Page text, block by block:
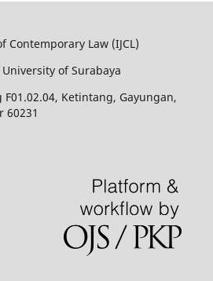
Contemporary Law (IJCL)
of Surabaya
Ketintang, Gayungan,
60231